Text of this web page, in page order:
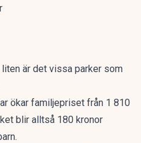
är det vissa parker som
ökar familjepriset från 1 810
blir alltså 180 kronor